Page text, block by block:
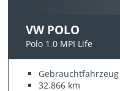
VW POLO
Polo 1.0 MPI Life
Gebrauchtfahrzeug
32.866 km